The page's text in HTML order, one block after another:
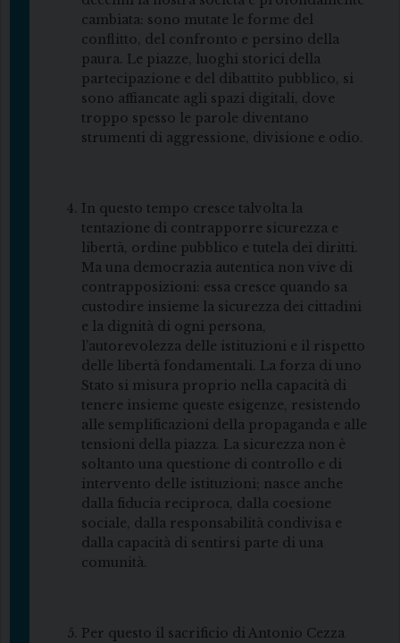
cambiata: sono mutate le forme del
conflitto, del confronto e persino della
paura. Le piazze, luoghi storici della
partecipazione e del dibattito pubblico, si
sono affiancate agli spazi digitali, dove
troppo spesso le parole diventano
strumenti di aggressione, divisione e odio.
In questo tempo cresce talvolta la
tentazione di contrapporre sicurezza e
libertà, ordine pubblico e tutela dei diritti.
Ma una democrazia autentica non vive di
contrapposizioni: essa cresce quando sa
custodire insieme la sicurezza dei cittadini
e la dignità di ogni persona,
l’autorevolezza delle istituzioni e il rispetto
delle libertà fondamentali. La forza di uno
Stato si misura proprio nella capacità di
tenere insieme queste esigenze, resistendo
alle semplificazioni della propaganda e alle
tensioni della piazza. La sicurezza non è
soltanto una questione di controllo e di
intervento delle istituzioni; nasce anche
dalla fiducia reciproca, dalla coesione
sociale, dalla responsabilità condivisa e
dalla capacità di sentirsi parte di una
comunità.
Per questo il sacrificio di Antonio Cezza